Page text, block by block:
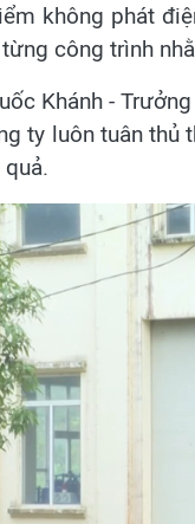
không phát
công trình
Khánh -
ty luôn tuân thủ